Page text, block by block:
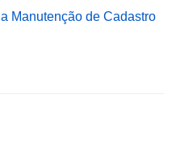
Manutenção de Cadastro